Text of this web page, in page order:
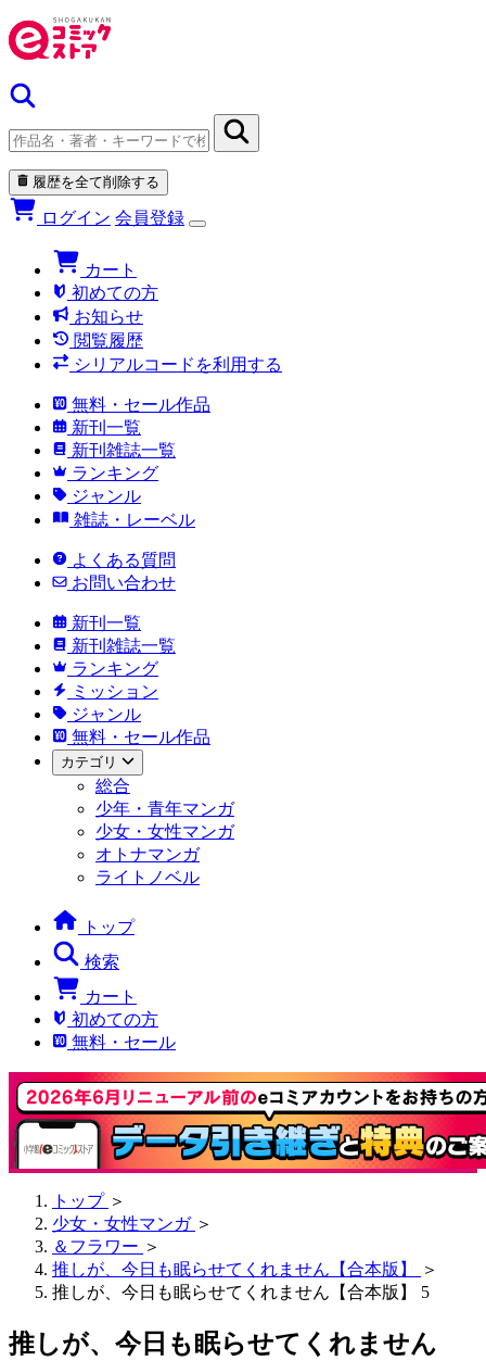
履歴を全て削除する
ログイン 会員登録
カート
初めての方
お知らせ
閲覧履歴
シリアルコードを利用する
無料・セール作品
新刊一覧
新刊雑誌一覧
ランキング
ジャンル
雑誌・レーベル
よくある質問
お問い合わせ
新刊一覧
新刊雑誌一覧
ランキング
ミッション
ジャンル
無料・セール作品
カテゴリ
総合
少年・青年マンガ
少女・女性マンガ
オトナマンガ
ライトノベル
トップ
検索
カート
初めての方
無料・セール
トップ ＞
少女・女性マンガ ＞
＆フラワー ＞
推しが、今日も眠らせてくれません【合本版】
＞
推しが、今日も眠らせてくれません【合本版】 5
推しが、今日も眠らせてくれません